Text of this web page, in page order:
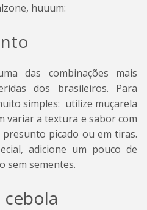
huuum:
das combinações mais
dos brasileiros. Para
simples: utilize muçarela
variar a textura e sabor com
picado ou em tiras.
adicione um pouco de
sem sementes.
cebola